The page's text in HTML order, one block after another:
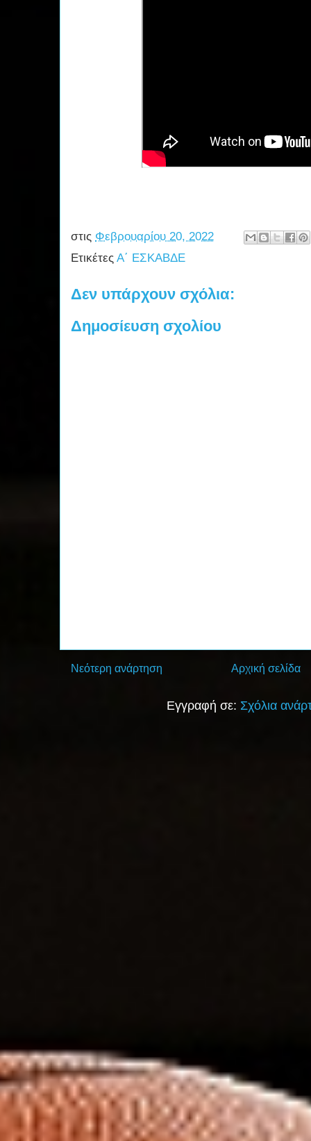
στις Φεβρουαρίου 20, 2022
Ετικέτες Α΄ ΕΣΚΑΒΔΕ
Δεν υπάρχουν σχόλια:
Δημοσίευση σχολίου
Νεότερη ανάρτηση Αρχική σελίδα
Εγγραφή σε: Σχόλια